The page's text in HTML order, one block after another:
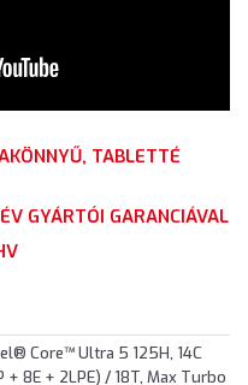
TABLETTÉ
GYÁRTÓI GARANCIÁVAL
Core™ Ultra 5 125H, 14C
+ 8E + 2LPE) / 18T, Max Turbo